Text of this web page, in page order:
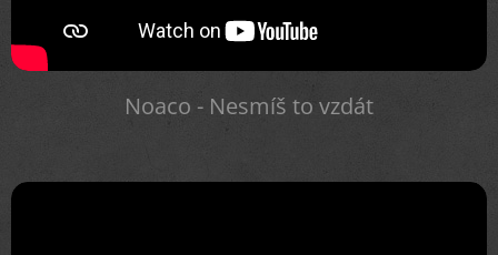
Noaco - Nesmíš to vzdát